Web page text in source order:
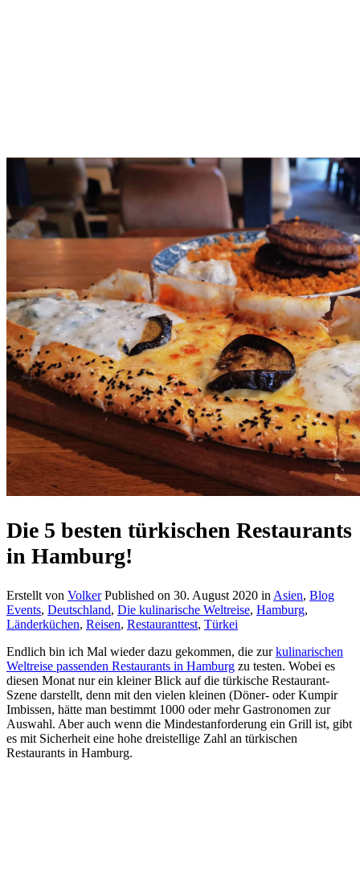
Die 5 besten türkischen Restaurants
in Hamburg!
Erstellt von Volker Published on 30. August 2020 in Asien, Blog
Events, Deutschland, Die kulinarische Weltreise, Hamburg,
Länderküchen, Reisen, Restauranttest, Türkei
Endlich bin ich Mal wieder dazu gekommen, die zurkulinarischen
Weltreise passenden Restaurants in Hamburg zu testen. Wobei es
diesen Monat nur ein kleiner Blick auf die türkische Restaurant-
Szene darstellt, denn mit den vielen kleinen (Döner- oder Kumpir
Imbissen, hätte man bestimmt 1000 oder mehr Gastronomen zur
Auswahl. Aber auch wenn die Mindestanforderung ein Grill ist, gibt
es mit Sicherheit eine hohe dreistellige Zahl an türkischen
Restaurants in Hamburg.